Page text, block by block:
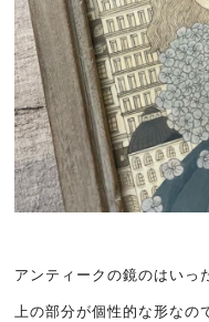
アンティークの鏡のはいっ
上の部分が個性的な形なの